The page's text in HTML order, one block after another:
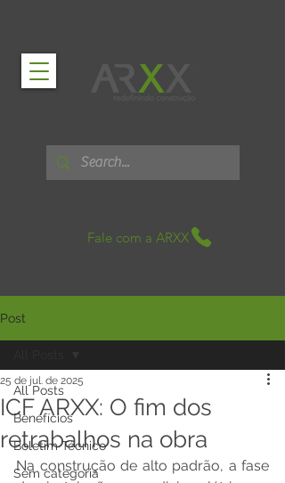
Fale com a ARXX
Post
All Posts
Benefícios
Boletim Técnico
Sem categoria
ICF ARXX: O fim dos
retrabalhos na obra
25 de jul. de 2025
Na construção de alto padrão, a fase